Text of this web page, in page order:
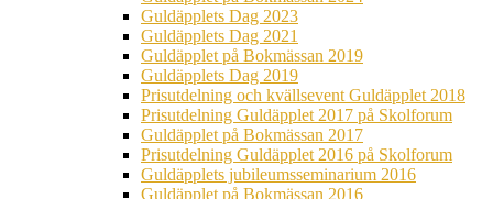
Guldäpplets Dag 2023
Guldäpplets Dag 2021
Guldäpplet på Bokmässan 2019
Guldäpplets Dag 2019
Prisutdelning och kvällsevent Guldäpplet 2018
Prisutdelning Guldäpplet 2017 på Skolforum
Guldäpplet på Bokmässan 2017
Prisutdelning Guldäpplet 2016 på Skolforum
Guldäpplets jubileumsseminarium 2016
Guldäpplet på Bokmässan 2016